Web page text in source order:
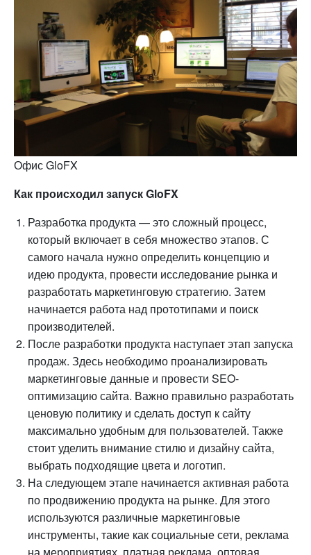
Офис GloFX
Как происходил запуск GloFX
Разработка продукта — это сложный процесс,
который включает в себя множество этапов. С
самого начала нужно определить концепцию и
идею продукта, провести исследование рынка и
разработать маркетинговую стратегию. Затем
начинается работа над прототипами и поиск
производителей.
После разработки продукта наступает этап запуска
продаж. Здесь необходимо проанализировать
маркетинговые данные и провести SEO-
оптимизацию сайта. Важно правильно разработать
ценовую политику и сделать доступ к сайту
максимально удобным для пользователей. Также
стоит уделить внимание стилю и дизайну сайта,
выбрать подходящие цвета и логотип.
На следующем этапе начинается активная работа
по продвижению продукта на рынке. Для этого
используются различные маркетинговые
инструменты, такие как социальные сети, реклама
на мероприятиях, платная реклама, оптовая